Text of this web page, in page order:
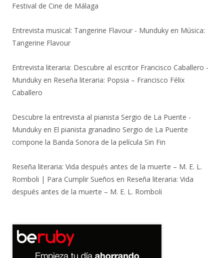
Festival de Cine de Málaga
Entrevista musical: Tangerine Flavour - Munduky en Música:
Tangerine Flavour
Entrevista literaria: Descubre al escritor Francisco Caballero -
Munduky en Reseña literaria: Popsia – Francisco Félix
Caballero
Descubre la entrevista al pianista Sergio de La Puente -
Munduky en El pianista granadino Sergio de La Puente
compone la Banda Sonora de la película Sin Fin
Reseña literaria: Vida después antes de la muerte – M. E. L.
Romboli | Para Cumplir Sueños en Reseña literaria: Vida
después antes de la muerte – M. E. L. Romboli